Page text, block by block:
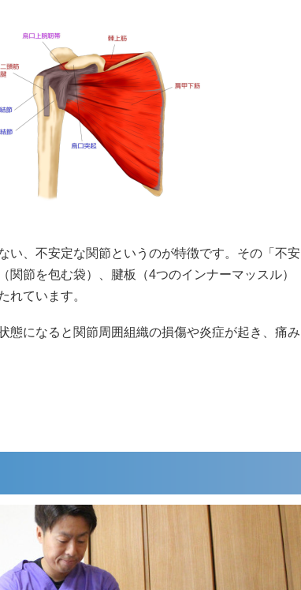
い、不安定な関節というのが特徴です。その「不安
節を包む袋）、腱板（4つのインナーマッスル）
れています。
態になると関節周囲組織の損傷や炎症が起き、痛み